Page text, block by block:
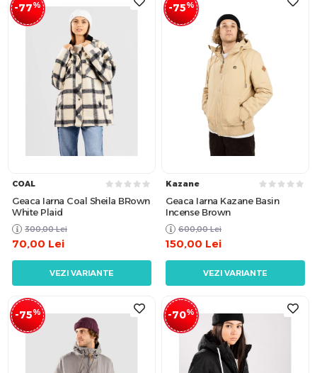
-77%
COAL
Geaca Iarna Coal Sheila BRown
White Plaid
300,00 Lei
70,00 Lei
VEZI VARIANTE
-75%
Kazane
Geaca Iarna Kazane Basin
Incense Brown
600,00 Lei
150,00 Lei
VEZI VARIANTE
-75% -70%